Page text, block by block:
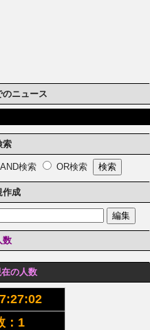
のニュース
索
AND検索 OR検索
作成
数
の人数
：1